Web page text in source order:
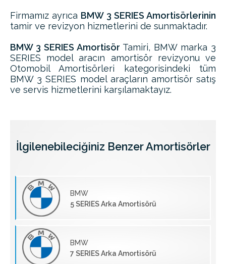
Firmamız ayrıca BMW 3 SERIES Amortisörlerinin
tamir ve revizyon hizmetlerini de sunmaktadır.
BMW 3 SERIES Amortisör Tamiri, BMW marka 3
SERIES model aracın amortisör revizyonu ve
Otomobil Amortisörleri kategorisindeki tüm
BMW 3 SERIES model araçların amortisör satış
ve servis hizmetlerini karşılamaktayız.
İlgilenebileciğiniz Benzer Amortisörler
BMW
5 SERIES Arka Amortisörü
BMW
7 SERIES Arka Amortisörü